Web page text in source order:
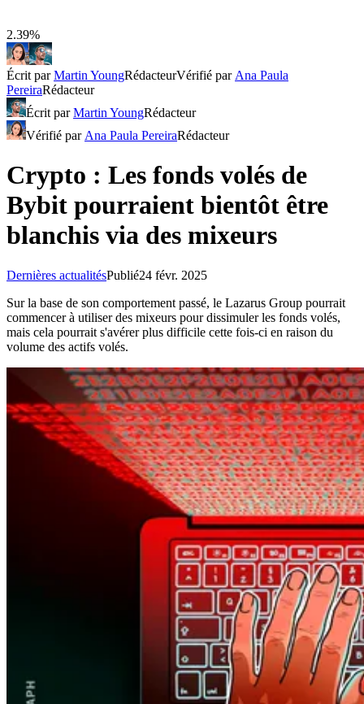
2.39%
Écrit parMartin YoungRédacteurVérifié par Ana Paula
PereiraRédacteur
Écrit parMartin YoungRédacteur
Vérifié par Ana Paula PereiraRédacteur
Crypto : Les fonds volés de
Bybit pourraient bientôt être
blanchis via des mixeurs
Dernières actualitésPublié24 févr. 2025
Sur la base de son comportement passé, le Lazarus Group pourrait
commencer à utiliser des mixeurs pour dissimuler les fonds volés,
mais cela pourrait s'avérer plus difficile cette fois-ci en raison du
volume des actifs volés.